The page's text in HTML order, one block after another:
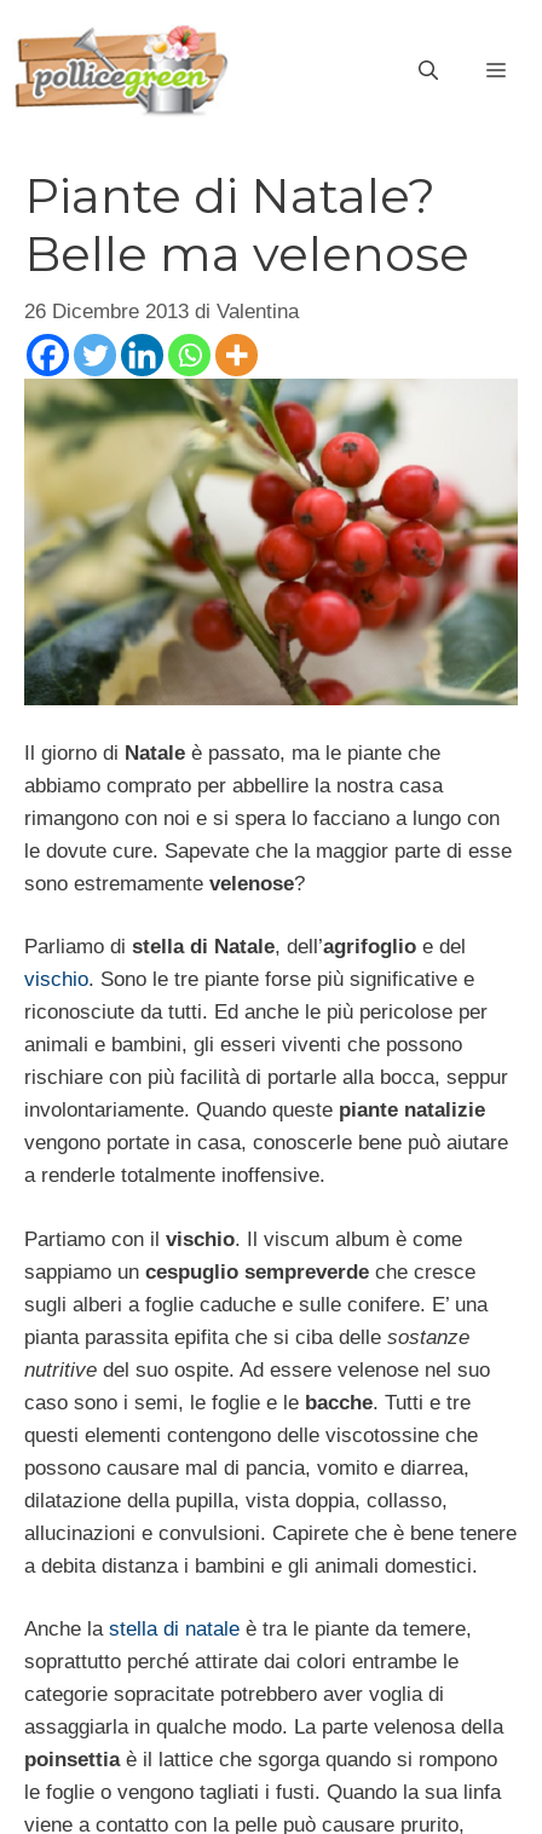
contenuto
Piante di Natale?
Belle ma velenose
26 Dicembre 2013 di Valentina
Il giorno di Natale è passato, ma le piante che
abbiamo comprato per abbellire la nostra casa
rimangono con noi e si spera lo facciano a lungo con
le dovute cure. Sapevate che la maggior parte di esse
sono estremamente velenose?
Parliamo di stella di Natale, dell’agrifoglio e del
vischio. Sono le tre piante forse più significative e
riconosciute da tutti. Ed anche le più pericolose per
animali e bambini, gli esseri viventi che possono
rischiare con più facilità di portarle alla bocca, seppur
involontariamente. Quando queste piante natalizie
vengono portate in casa, conoscerle bene può aiutare
a renderle totalmente inoffensive.
Partiamo con il vischio. Il viscum album è come
sappiamo un cespuglio sempreverde che cresce
sugli alberi a foglie caduche e sulle conifere. E’ una
pianta parassita epifita che si ciba delle sostanze
nutritive del suo ospite. Ad essere velenose nel suo
caso sono i semi, le foglie e le bacche. Tutti e tre
questi elementi contengono delle viscotossine che
possono causare mal di pancia, vomito e diarrea,
dilatazione della pupilla, vista doppia, collasso,
allucinazioni e convulsioni. Capirete che è bene tenere
a debita distanza i bambini e gli animali domestici.
Anche la stella di natale è tra le piante da temere,
soprattutto perché attirate dai colori entrambe le
categorie sopracitate potrebbero aver voglia di
assaggiarla in qualche modo. La parte velenosa della
poinsettiaè il lattice che sgorga quando si rompono
le foglie o vengono tagliati i fusti. Quando la sua linfa
viene a contatto con la pelle può causare prurito,